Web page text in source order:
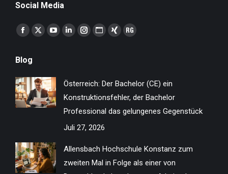
Social Media
Finden Sie uns auf:
Facebook
opens
in
new
window
X
in
new
window
YouTube
in
new
window
Linkedin
new
window
Instagram
new
window
Website
new
window
XING
new
window
ResearchGate
new
window
Blog
Österreich: Der Bachelor (CE) ein
Konstruktionsfehler, der Bachelor
Professional das gelungenes Gegenstück
Juli 27, 2026
Allensbach Hochschule Konstanz zum
zweiten Mal in Folge als einer von